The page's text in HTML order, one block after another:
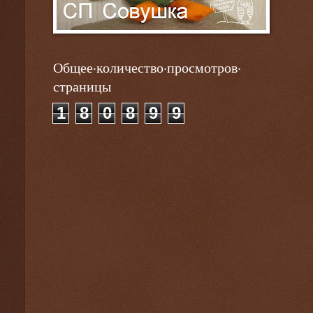
Общее·количество·просмотров·
страницы
1
8 0 8 9 9